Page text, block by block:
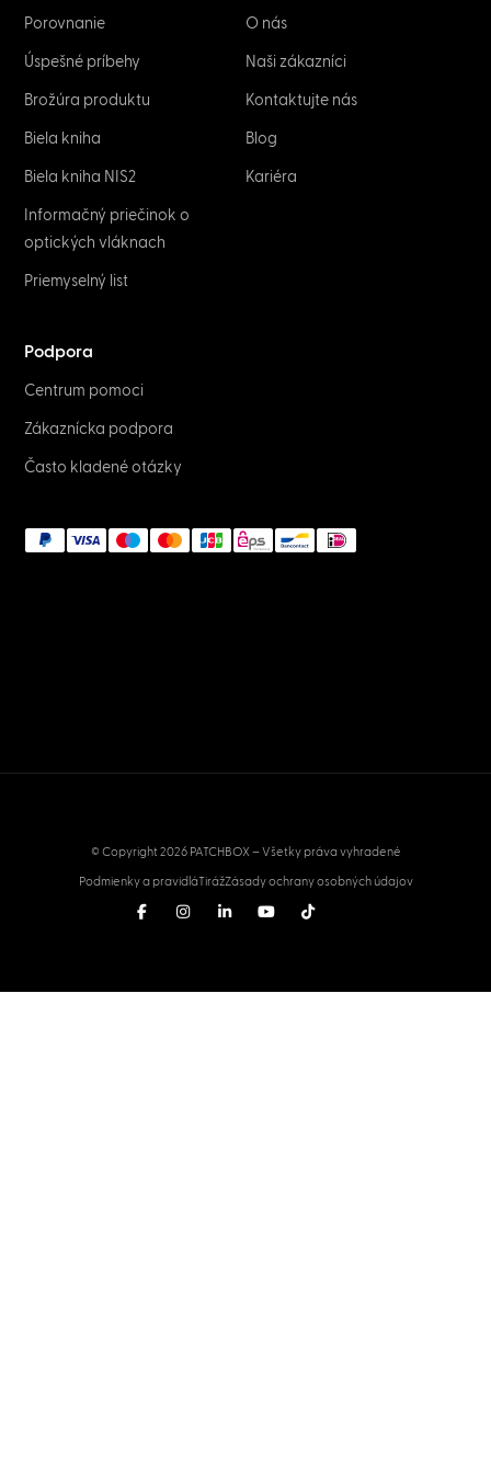
Porovnanie
Úspešné príbehy
Brožúra produktu
Biela kniha
Biela kniha NIS2
Informačný priečinok o
optických vláknach
Priemyselný list
O nás
Naši zákazníci
Kontaktujte nás
Blog
Kariéra
Podpora
Centrum pomoci
Zákaznícka podpora
Často kladené otázky
© Copyright 2026 PATCHBOX – Všetky práva vyhradené
Podmienky a pravidláTirážZásady ochrany osobných údajov